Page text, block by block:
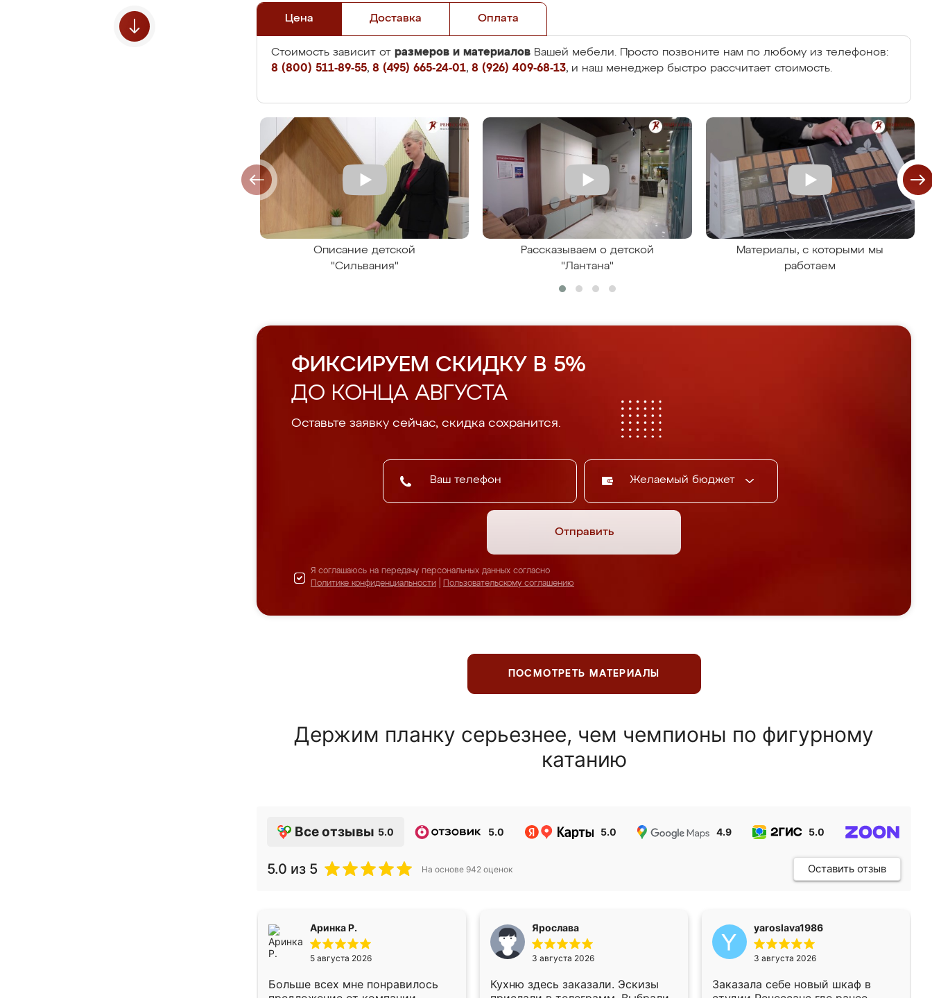
Цена Доставка Оплата
Стоимость зависит от размеров и материалов Вашей мебели. Просто позвоните нам по любому из телефонов:
8 (800) 511-89-55, 8 (495) 665-24-01, 8 (926) 409-68-13, и наш менеджер быстро рассчитает стоимость.
Описание детской
"Сильвания"
Рассказываем о детской
"Лантана"
Материалы, с которыми мы
работаем
ФИКСИРУЕМ СКИДКУ В 5%
ДО КОНЦА АВГУСТА
Оставьте заявку сейчас, скидка сохранится.
Желаемый бюджет
Отправить
Я соглашаюсь на передачу персональных данных согласно
Политике конфиденциальности
Пользовательскому соглашению
ПОСМОТРЕТЬ МАТЕРИАЛЫ
Держим планку серьезнее, чем чемпионы по фигурному
катанию
Все отзывы 5.0 5.0 5.0 4.9 5.0
5.0 из 5 На основе 942 оценок Оставить отзыв
Аринка Р.
5 августа 2026
Больше всех мне понравилось
Ярослава
3 августа 2026
Кухню здесь заказали. Эскизы
yaroslava1986
3 августа 2026
Заказала себе новый шкаф в